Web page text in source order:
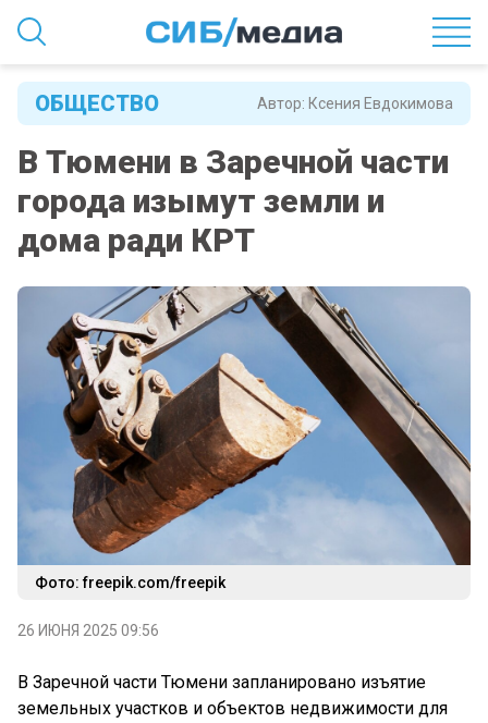
Автор: Ксения Евдокимова
ОБЩЕСТВО
В Тюмени в Заречной части
города изымут земли и
дома ради КРТ
Фото: freepik.com/freepik
26 ИЮНЯ 2025 09:56
В Заречной части Тюмени запланировано изъятие
земельных участков и объектов недвижимости для